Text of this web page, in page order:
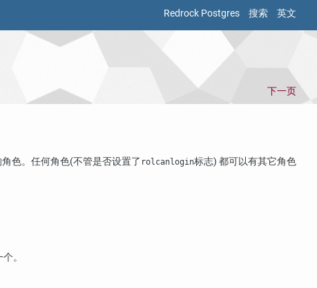
Redrock Postgres 搜索 英文
下一页
色。任何角色(不管是否设置了 rolcanlogin标志) 都可以有其它角色
。